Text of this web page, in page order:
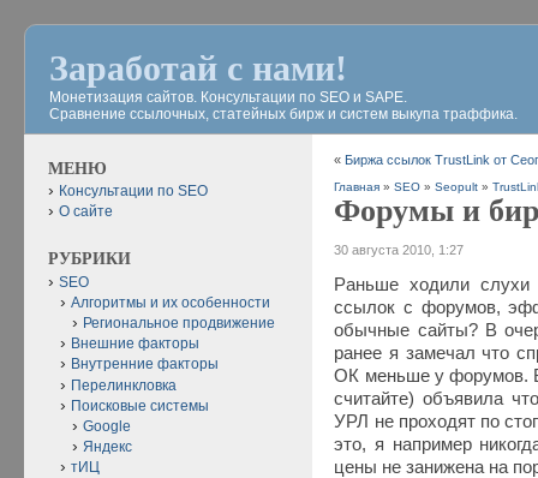
Заработай с нами!
Монетизация сайтов. Консультации по SEO и SAPE.
Сравнение ссылочных, статейных бирж и систем выкупа траффика.
« Биржа ссылок TrustLink от
Главная »SEO»Seopult»
Форумы и
30 августа 2010, 1:27
Раньше ходили слухи
ссылок с форумов,
обычные сайты? В
ранее я замечал что
ОК меньше у форумов.
считайте) объявила
УРЛ не проходят по
это, я например
цены не занижена на
МЕНЮ
Консультации по SEO
О сайте
РУБРИКИ
SEO
Алгоритмы и их особенности
Региональное продвижение
Внешние факторы
Внутренние факторы
Перелинкловка
Поисковые системы
Google
Яндекс
тИЦ